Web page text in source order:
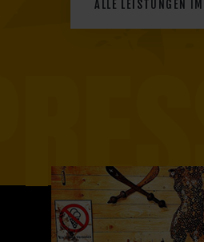
ALLE LEISTUNGEN